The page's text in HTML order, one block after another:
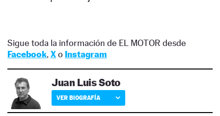
Sigue toda la información de EL MOTOR desde
Facebook, Xo Instagram
Juan Luis Soto
VER BIOGRAFÍA